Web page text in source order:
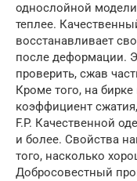
однослойной
теплее.
восстанавливает
после деформации.
проверить, сжав
Кроме того, на
коэффициент
F.P. Качественной
и более. Свойства
того, насколько
Добросовестный